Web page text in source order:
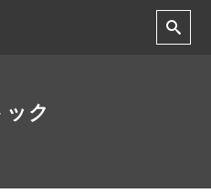
ック